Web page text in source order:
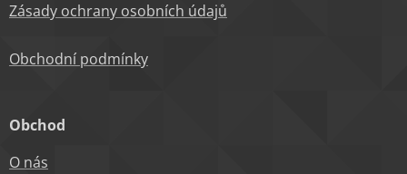
Zásady ochrany osobních údajů
Obchodní podmínky
Obchod
O nás